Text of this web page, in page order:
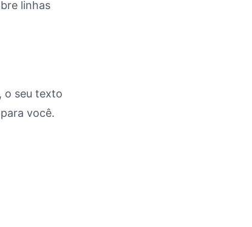
linhas
o seu texto
você.